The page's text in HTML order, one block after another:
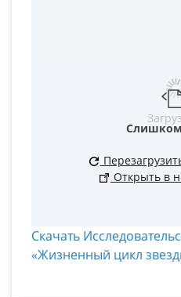
Слишком
Открыть в
Скачать
«Жизненный цикл